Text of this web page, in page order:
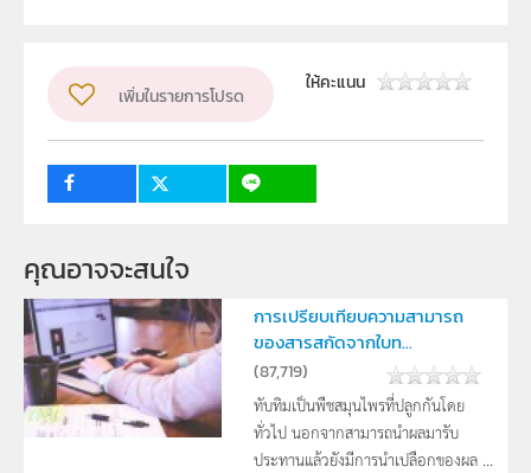
ธนภณ บุญพลอย
ระดับชั้น
ม.1, ม.2, ม.3, ม.4, ม.5, ม.6
กลุ่มเป้าหมาย
เพิ่มในรายการโปรด
ให้คะแนน
คุณอาจจะสนใจ
การเปรียบเทียบความสามารถ
ของสารสกัดจากใบท...
(87,719)
ทับทิมเป็นพืชสมุนไพรที่ปลูกกันโดย
ทั่วไป นอกจากสามารถนำผลมารับ
ประทานแล้วยังมีการนำเปลือกของผล ...